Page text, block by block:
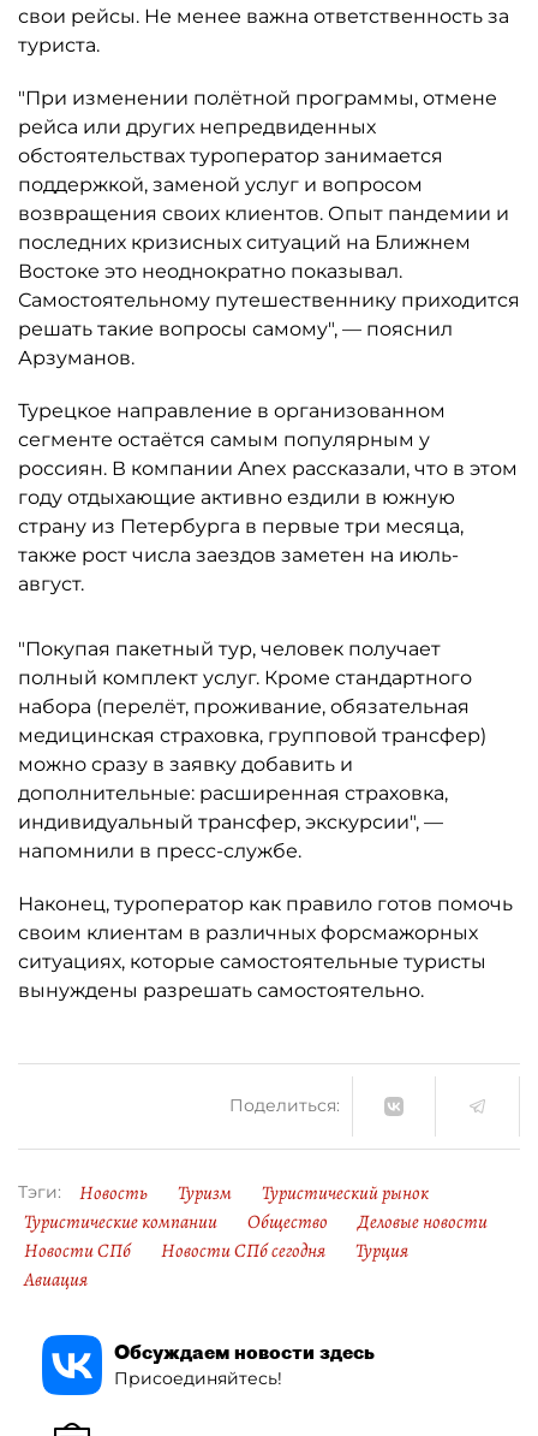
свои рейсы. Не менее важна ответственность за
туриста.
"При изменении полётной программы, отмене
рейса или других непредвиденных
обстоятельствах туроператор занимается
поддержкой, заменой услуг и вопросом
возвращения своих клиентов. Опыт пандемии и
последних кризисных ситуаций на Ближнем
Востоке это неоднократно показывал.
Самостоятельному путешественнику приходится
решать такие вопросы самому", — пояснил
Арзуманов.
Турецкое направление в организованном
сегменте остаётся самым популярным у
россиян. В компании Anex рассказали, что в этом
году отдыхающие активно ездили в южную
страну из Петербурга в первые три месяца,
также рост числа заездов заметен на июль-
август.
"Покупая пакетный тур, человек получает
полный комплект услуг. Кроме стандартного
набора (перелёт, проживание, обязательная
медицинская страховка, групповой трансфер)
можно сразу в заявку добавить и
дополнительные: расширенная страховка,
индивидуальный трансфер, экскурсии", —
напомнили в пресс-службе.
Наконец, туроператор как правило готов помочь
своим клиентам в различных форсмажорных
ситуациях, которые самостоятельные туристы
вынуждены разрешать самостоятельно.
Поделиться:
Тэги: Новость Туризм
Туристический рынок
Туристические компании
Общество
Деловые новости
Новости СПб
Новости СПб сегодня
Турция
Авиация
Обсуждаем новости здесь
Присоединяйтесь!